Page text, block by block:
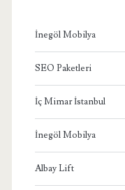
İnegöl Mobilya
SEO Paketleri
İç Mimar İstanbul
İnegöl Mobilya
Albay Lift